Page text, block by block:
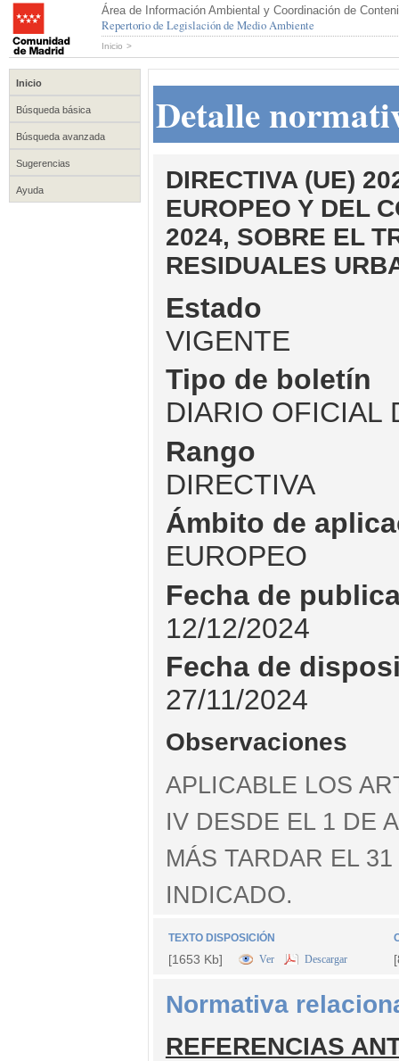
Área de Información Ambiental y Coordinación de
Repertorio de Legislación de Medio Ambiente
Inicio >
Inicio
Búsqueda básica
Búsqueda avanzada
Sugerencias
Ayuda
Detalle
DIRECTIVA (UE)
EUROPEO Y DEL
2024, SOBRE EL
RESIDUALES
Estado
VIGENTE
Tipo de boletín
DIARIO OFICIAL
Rango
DIRECTIVA
Ámbito de
EUROPEO
Fecha de
12/12/2024
Fecha de
27/11/2024
Observaciones
APLICABLE LOS
IV DESDE EL 1 DE
MÁS TARDAR EL
INDICADO.
TEXTO DISPOSICIÓN
[1653 Kb] Ver Descargar
Normativa
REFERENCIAS